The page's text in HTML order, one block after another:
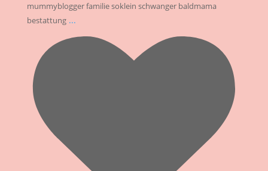
mummyblogger familie soklein schwanger baldmama
bestattung ...